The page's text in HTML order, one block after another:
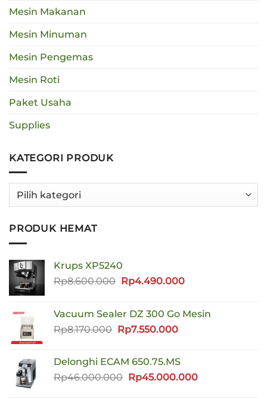
Mesin Makanan
Mesin Minuman
Mesin Pengemas
Mesin Roti
Paket Usaha
Supplies
KATEGORI PRODUK
PRODUK HEMAT
Krups XP5240
Rp8.600.000 Harga
Rp8.600.000.
Rp4.490.000Harga
adalah:
Vacuum Sealer DZ 300 Go Mesin
Rp8.170.000 Harga
Rp8.170.000.
Rp7.550.000Harga
adalah:
Rp7.550.000.
Delonghi ECAM 650.75.MS
Rp46.000.000 Harga
Rp45.000.000Harga